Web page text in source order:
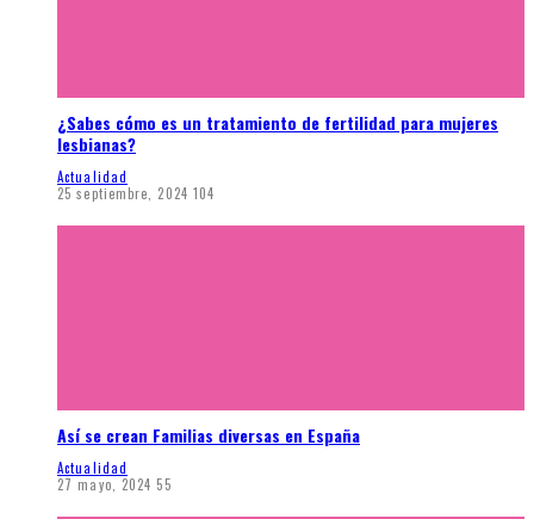
¿Sabes cómo es un tratamiento de fertilidad para mujeres
lesbianas?
Actualidad
25 septiembre, 2024 104
Así se crean Familias diversas en España
Actualidad
27 mayo, 2024 55